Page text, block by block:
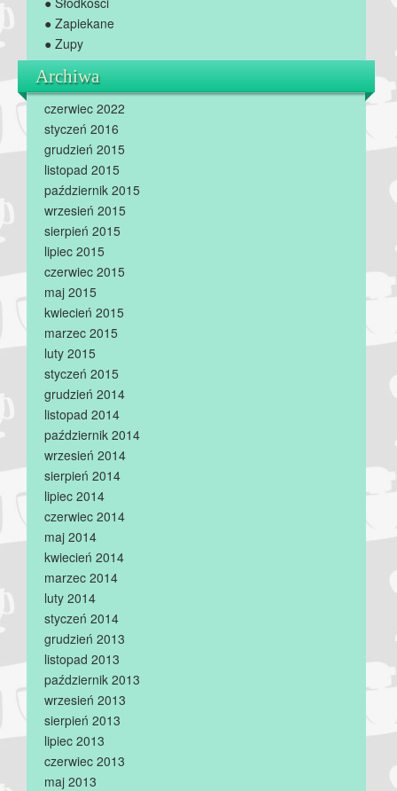
● Zapiekane
● Zupy
Archiwa
czerwiec 2022
styczeń 2016
grudzień 2015
listopad 2015
październik 2015
wrzesień 2015
sierpień 2015
lipiec 2015
czerwiec 2015
maj 2015
kwiecień 2015
marzec 2015
luty 2015
styczeń 2015
grudzień 2014
listopad 2014
październik 2014
wrzesień 2014
sierpień 2014
lipiec 2014
czerwiec 2014
maj 2014
kwiecień 2014
marzec 2014
luty 2014
styczeń 2014
grudzień 2013
listopad 2013
październik 2013
wrzesień 2013
sierpień 2013
lipiec 2013
czerwiec 2013
maj 2013